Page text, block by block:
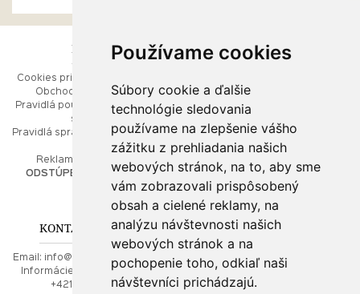
Používame cookies
Súbory cookie a ďalšie
technológie sledovania
používame na zlepšenie vášho
zážitku z prehliadania našich
webových stránok, na to, aby sme
vám zobrazovali prispôsobený
obsah a cielené reklamy, na
analýzu návštevnosti našich
webových stránok a na
pochopenie toho, odkiaľ naši
návštevníci prichádzajú.
ESHOP
Cookies pri prezeraní stránok
Obchodné podmienky
Pravidlá používania webových
stránok
Pravidlá spracúvania osobných
Reklamačný poriadok
ODSTÚPENIE OD ZMLUVY
RÝCHLE MENU
Ako balíme Vaše šperky
Kontaktujte nás
PORADŇA
Ako nakupovať
O drahých kovoch
Doprava a poštovné
KONTAKT NA NÁS
Email:
info@najkrajsiesperky.sk
Informácie:
+421917 881556,
+421556224323